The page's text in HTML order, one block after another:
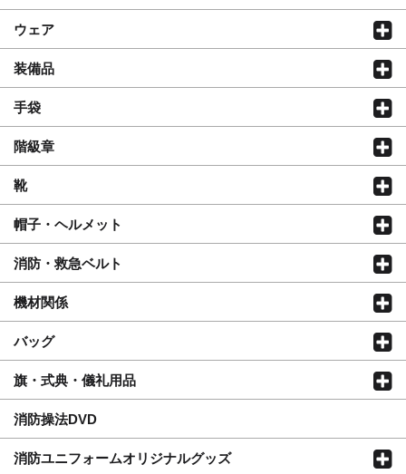
ウェア
装備品
手袋
階級章
靴
帽子・ヘルメット
消防・救急ベルト
機材関係
バッグ
旗・式典・儀礼用品
消防操法DVD
消防ユニフォームオリジナルグッズ